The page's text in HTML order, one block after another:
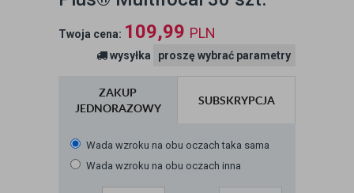
Twoja cena: 109,99 PLN
wysyłka proszę wybrać parametry
ZAKUP
JEDNORAZOWY
SUBSKRYPCJA
Wada wzroku na obu oczach taka sama
Wada wzroku na obu oczach inna